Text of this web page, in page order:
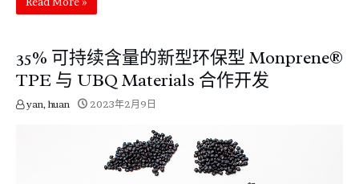
35% 可持续含量的新型环保型 Monprene®
TPE 与 UBQ Materials 合作开发
yan, huan 2023年2月9日